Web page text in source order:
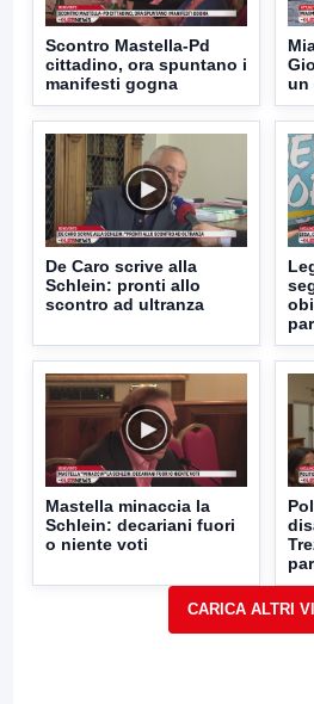
Scontro Mastella-Pd
cittadino, ora spuntano i
manifesti gogna
un
De Caro scrive alla
Schlein: pronti allo
scontro ad ultranza
Mastella minaccia la
Schlein: decariani fuori
o niente voti